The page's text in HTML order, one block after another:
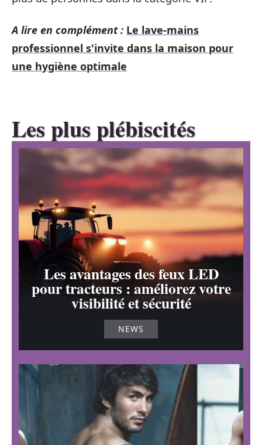
A lire en complément : Le lave-mains
professionnel s'invite dans la maison pour
une hygiène optimale
Les plus plébiscités
Les avantages des feux LED
pour tracteurs : améliorez votre
visibilité et sécurité
NEWS